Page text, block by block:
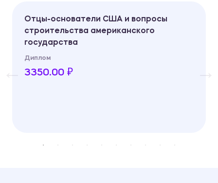
Отцы-основатели США и вопросы
строительства американского
государства
Диплом
3350.00 ₽